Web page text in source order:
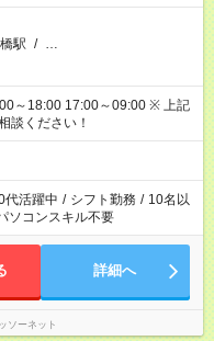
駅 / …
18:00 17:00～09:00 ※ 上記
談ください！
代活躍中 / シフト勤務 / 10名以
ソコンスキル不要
詳細へ
ソーネット